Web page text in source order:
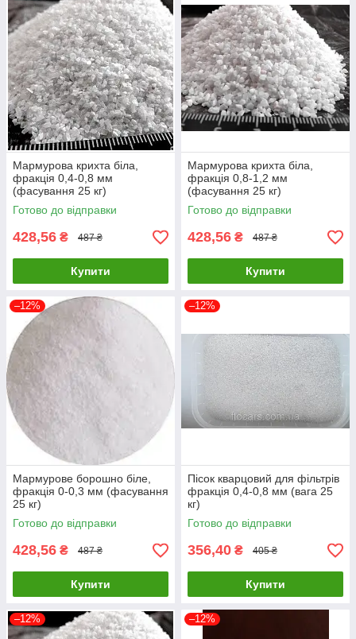
Мармурова крихта біла,
фракція 0,4-0,8 мм
(фасування 25 кг)
Готово до відправки
428,56 ₴ 487 ₴
Купити
Мармурова крихта біла,
фракція 0,8-1,2 мм
(фасування 25 кг)
Готово до відправки
428,56 ₴ 487 ₴
Купити
–12%
Мармурове борошно біле,
фракція 0-0,3 мм (фасування
25 кг)
Готово до відправки
428,56 ₴ 487 ₴
Купити
–12%
Пісок кварцовий для фільтрів
фракція 0,4-0,8 мм (вага 25
кг)
Готово до відправки
356,40 ₴ 405 ₴
Купити
–12% –12%